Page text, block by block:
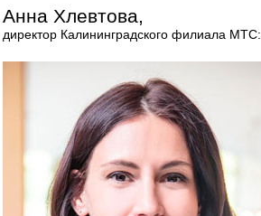
Анна Хлевтова,
директор Калининградского филиала МТС: